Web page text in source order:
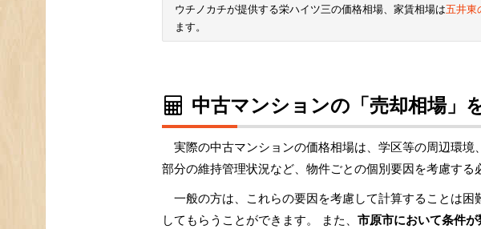
ウチノカチが提供する栄ハイツ三の価格相場、家賃相場は五井東
ます。
中古マンションの「売却相場」
実際の中古マンションの価格相場は、学区等の周辺環
部分の維持管理状況など、物件ごとの個別要因を考慮する
一般の方は、これらの要因を考慮して計算することは困
してもらうことができます。 また、 市原市において条件